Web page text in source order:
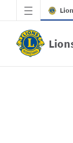
Zum Hauptinhalt